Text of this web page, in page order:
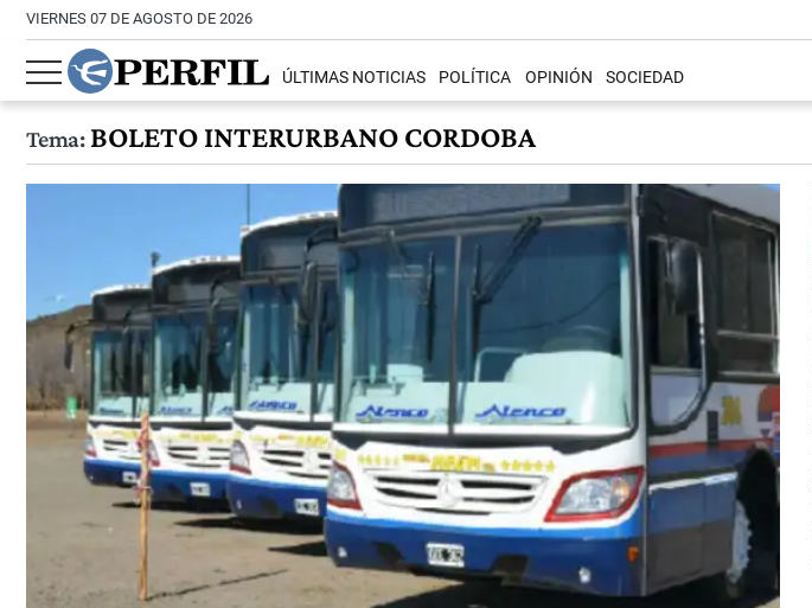
VIERNES 07 DE AGOSTO DE 2026
ÚLTIMAS NOTICIAS POLÍTICA OPINIÓN SOCIEDAD
Tema:BOLETO INTERURBANO CORDOBA